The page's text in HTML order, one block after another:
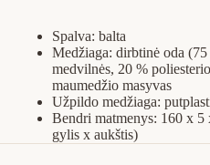
Spalva: balta
Medžiaga: dirbtinė oda
medvilnės, 20 %
maumedžio masyvas
Užpildo medžiaga:
Bendri matmenys: 160 x
gylis x aukštis)